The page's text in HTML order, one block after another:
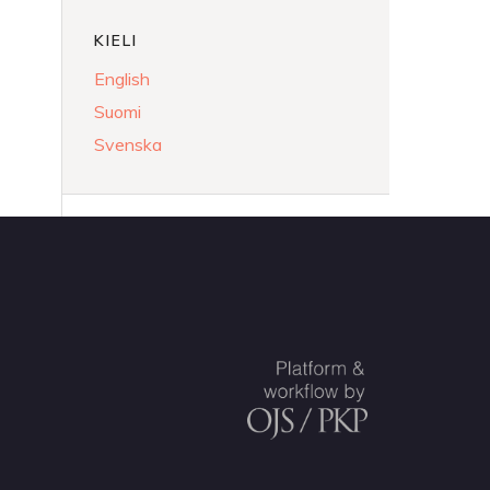
KIELI
English
Suomi
Svenska